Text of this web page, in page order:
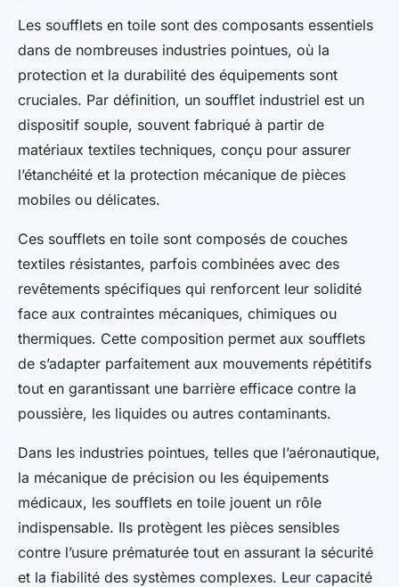
Les soufflets en toile sont des composants essentiels
dans de nombreuses industries pointues, où la
protection et la durabilité des équipements sont
cruciales. Par définition, un soufflet industriel est un
dispositif souple, souvent fabriqué à partir de
matériaux textiles techniques, conçu pour assurer
l’étanchéité et la protection mécanique de pièces
mobiles ou délicates.
Ces soufflets en toile sont composés de couches
textiles résistantes, parfois combinées avec des
revêtements spécifiques qui renforcent leur solidité
face aux contraintes mécaniques, chimiques ou
thermiques. Cette composition permet aux soufflets
de s’adapter parfaitement aux mouvements répétitifs
tout en garantissant une barrière efficace contre la
poussière, les liquides ou autres contaminants.
Dans les industries pointues, telles que l’aéronautique,
la mécanique de précision ou les équipements
médicaux, les soufflets en toile jouent un rôle
indispensable. Ils protègent les pièces sensibles
contre l’usure prématurée tout en assurant la sécurité
et la fiabilité des systèmes complexes. Leur capacité